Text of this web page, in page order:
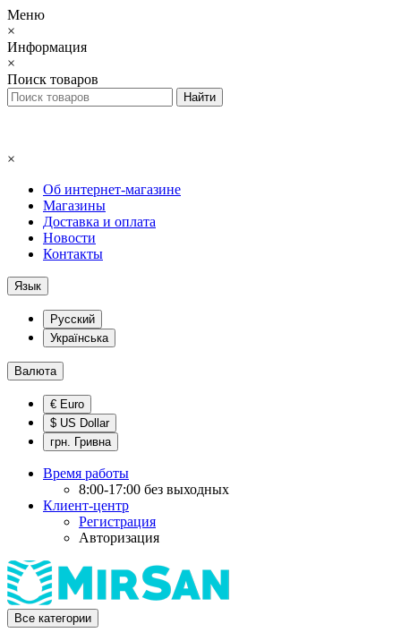
Меню
×
Информация
×
Поиск товаров
×
Об интернет-магазине
Магазины
Доставка и оплата
Новости
Контакты
Язык
Русский
Українська
Валюта
€ Euro
$ US Dollar
грн. Гривна
Время работы
8:00-17:00 без выходных
Клиент-центр
Регистрация
Авторизация
Все категории